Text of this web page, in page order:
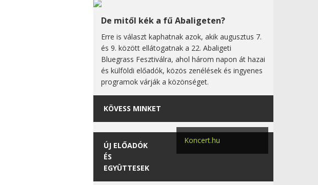
De mitől kék a fű Abaligeten?
Erre is választ kaphatnak azok, akik augusztus 7.
és 9. között ellátogatnak a 22. Abaligeti
Bluegrass Fesztiválra, ahol három napon át hazai
és külföldi előadók, közös zenélések és ingyenes
programok várják a közönséget.
KÖVESS MINKET
Koncert.hu
ÚJ ELŐADÓK
ÉS
EGYÜTTESEK